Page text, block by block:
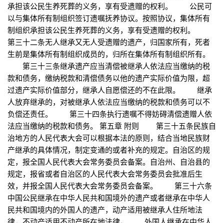
承担该公民生养死葬的义务，享有受遗赠的权利。 公民可
以与集体所有制组织签订遗嘱抚养协议。按照协议，集体所有
制组织承担该公民生养死葬的义务，享有受遗赠的权利。
第三十二条无人继承又无人受遗赠的遗产，归国家所有，死者
生前是集体所有制组织成员的，归所在集体所有制组织所有。
第三十三条继承遗产应当清偿被继承人依法应当缴纳的税
款和债务，缴纳税款和清偿债务以他的遗产实际价值为限，超
过遗产实际价值部分，继承人自愿偿还的不在此限。 继承
人放弃继承的，对被继承人依法应当缴纳的税款和债务可以不
负偿还责任。 第三十四条执行遗嘱不得妨碍清偿遗赠人依
法应当缴纳的税款和债务。 第五章 附则 第三十五条民族自
治地方的人民代表大会可以根据本法的原则，结合当地民族财
产继承的具体情况，制定变通的或者补充的规定。自治区的规
定，报全国人民代表大会常务委员会备案。自治州、自治县的
规定，报省或者自治区的人民代表大会常务委员会批准后生
效，并报全国人民代表大会常务委员会备案。 第三十六条
中国公民继承在中华人民共和国境外的遗产或者继承在中华人
民共和国境内的外国人的遗产，动产适用被继承人住所地法